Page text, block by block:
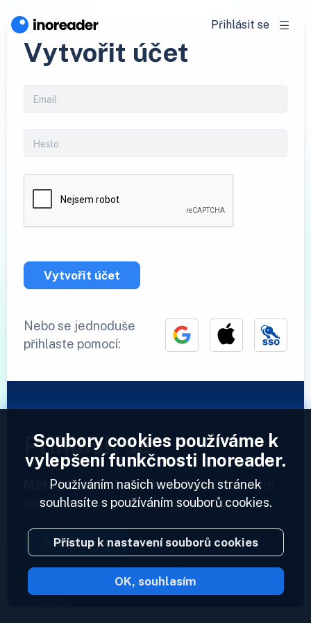
Přihlásit se
Vytvořit účet
Vytvořit účet
Nebo se jednoduše
přihlaste pomocí:
Přihlásit se
Máte již účet?Zadejte svůj profil a získejte
přístup ke svým informačním kanálům.
Přihlásit se
2023 © Inoreader
Soubory cookies používáme k
vylepšení funkčnosti Inoreader.
Používáním našich webových stránek
souhlasíte s používáním souborů cookies.
Přístup k nastavení souborů cookies
OK, souhlasím